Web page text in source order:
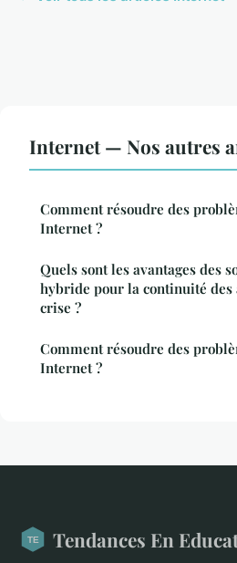
Internet — Nos autres
Comment résoudre des
Internet ?
Quels sont les avantages des
hybride pour la continuité des
crise ?
Comment résoudre des
Internet ?
Tendances En